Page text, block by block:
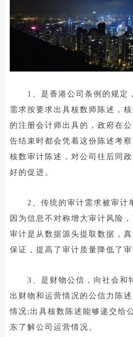
1、是香港公司条例的规定
需求按要求出具核数师陈述，
的注册会计师出具的，政府在
告结束时都会凭着这份陈述考
核数审计陈述，对公司往后同
好的促进。
2、传统的审计需求被审计单
因为信息不对称增大审计风险
审计是从数据源头提取数据，
保证，提高了审计质量降低了审
3、是财物公信，向社会和
出财物和运营情况的公信力陈
情况;出具核数陈述能够递交给
东了解公司运营情况。